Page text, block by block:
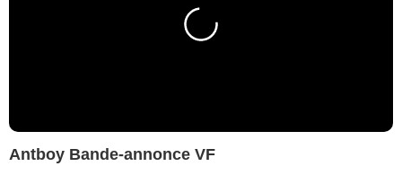
Antboy Bande-annonce VF